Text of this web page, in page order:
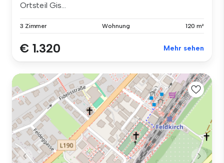
Ortsteil Gis...
3 Zimmer Wohnung 120 m²
€ 1.320 Mehr sehen